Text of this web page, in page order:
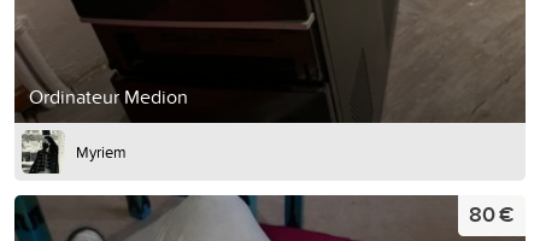
Ordinateur Medion
Myriem
80 €